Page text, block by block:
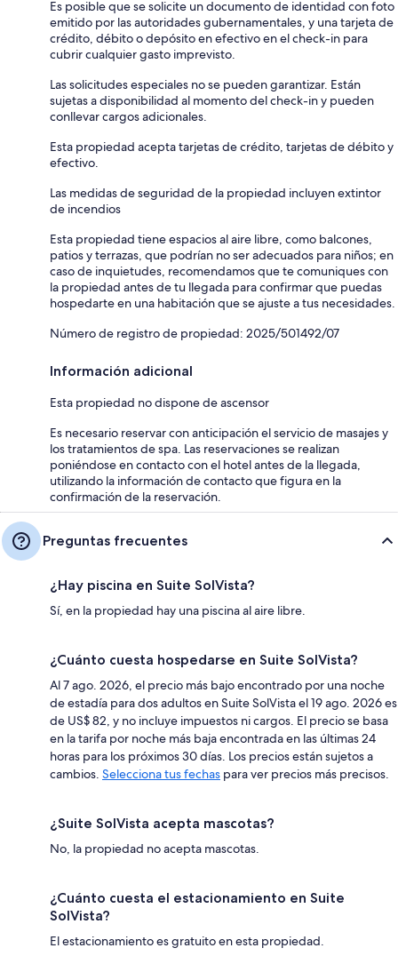
Es posible que se solicite un documento de identidad con foto
emitido por las autoridades gubernamentales, y una tarjeta de
crédito, débito o depósito en efectivo en el check-in para
cubrir cualquier gasto imprevisto.
Las solicitudes especiales no se pueden garantizar. Están
sujetas a disponibilidad al momento del check-in y pueden
conllevar cargos adicionales.
Esta propiedad acepta tarjetas de crédito, tarjetas de débito y
efectivo.
Las medidas de seguridad de la propiedad incluyen extintor
de incendios
Esta propiedad tiene espacios al aire libre, como balcones,
patios y terrazas, que podrían no ser adecuados para niños; en
caso de inquietudes, recomendamos que te comuniques con
la propiedad antes de tu llegada para confirmar que puedas
hospedarte en una habitación que se ajuste a tus necesidades.
Número de registro de propiedad: 2025/501492/07
Información adicional
Esta propiedad no dispone de ascensor
Es necesario reservar con anticipación el servicio de masajes y
los tratamientos de spa. Las reservaciones se realizan
poniéndose en contacto con el hotel antes de la llegada,
utilizando la información de contacto que figura en la
confirmación de la reservación.
Preguntas frecuentes
¿Hay piscina en Suite SolVista?
Sí, en la propiedad hay una piscina al aire libre.
¿Cuánto cuesta hospedarse en Suite SolVista?
Al 7 ago. 2026, el precio más bajo encontrado por una noche
de estadía para dos adultos en Suite SolVista el 19 ago. 2026 es
de US$ 82, y no incluye impuestos ni cargos. El precio se basa
en la tarifa por noche más baja encontrada en las últimas 24
horas para los próximos 30 días. Los precios están sujetos a
cambios. Selecciona tus fechas para ver precios más precisos.
¿Suite SolVista acepta mascotas?
No, la propiedad no acepta mascotas.
¿Cuánto cuesta el estacionamiento en Suite
SolVista?
El estacionamiento es gratuito en esta propiedad.